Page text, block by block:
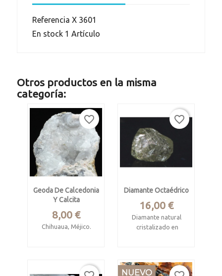
Referencia X 3601
En stock 1 Artículo
Otros productos en la misma
categoría:
Geoda De Calcedonia
Y Calcita
Precio
8,00 €
Chihuaua, Méjico.
Mitad de geoda
favorite_border
Diamante Octaédrico
Precio
16,00 €
Diamante natural
cristalizado en
Miba, Kasai-
favorite_border
NUEVO